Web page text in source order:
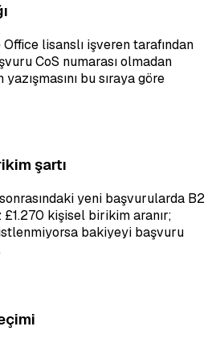
lisanslı işveren tarafından
CoS numarası olmadan
bu sıraya göre
şartı
yeni başvurularda B2
kişisel birikim aranır;
bakiyeyi başvuru